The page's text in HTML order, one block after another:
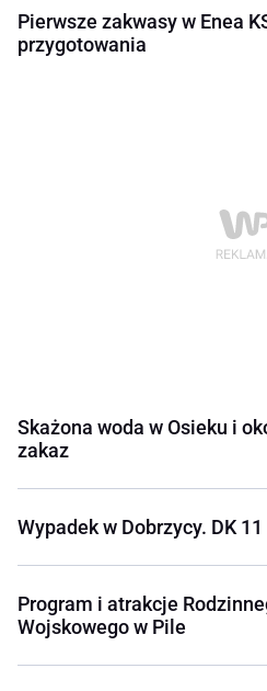
Pierwsze zakwasy w Enea
przygotowania
Skażona woda w Osieku i
zakaz
Wypadek w Dobrzycy. DK
Program i atrakcje
Wojskowego w Pile